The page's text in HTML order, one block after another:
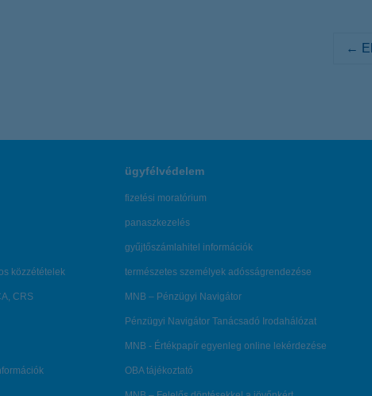
←
közzétételek
CRS
ügyfélvédelem
fizetési moratórium
panaszkezelés
gyűjtőszámlahitel információk
természetes személyek adósságrendezése
MNB – Pénzügyi Navigátor
Pénzügyi Navigátor Tanácsadó Irodahálózat
MNB - Értékpapír egyenleg online lekérdezése
OBA tájékoztató